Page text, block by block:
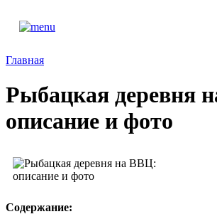
Главная
Рыбацкая деревня
описание и фото
Содержание: